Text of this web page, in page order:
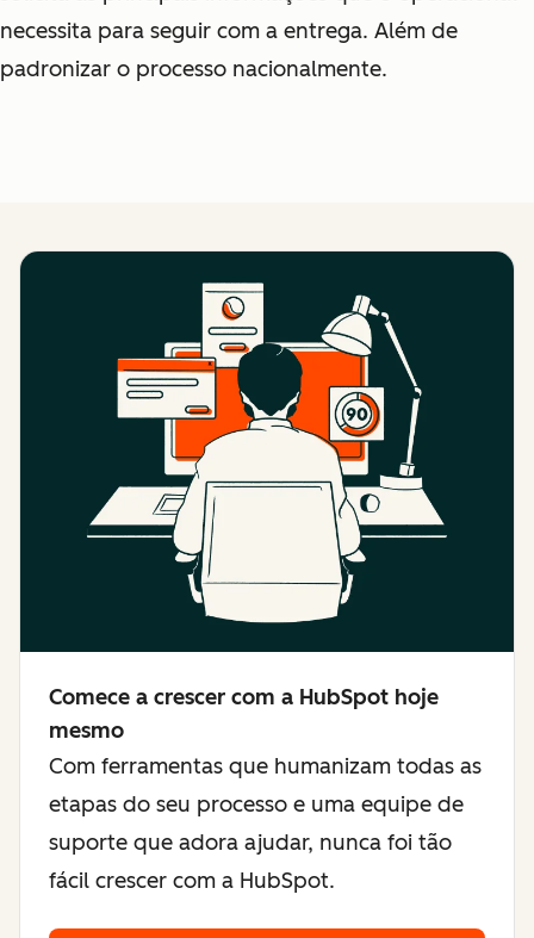
necessita para seguir com a entrega. Além de
padronizar o processo nacionalmente.
Comece a crescer com a HubSpot hoje
mesmo
Com ferramentas que humanizam todas as
etapas do seu processo e uma equipe de
suporte que adora ajudar, nunca foi tão
fácil crescer com a HubSpot.